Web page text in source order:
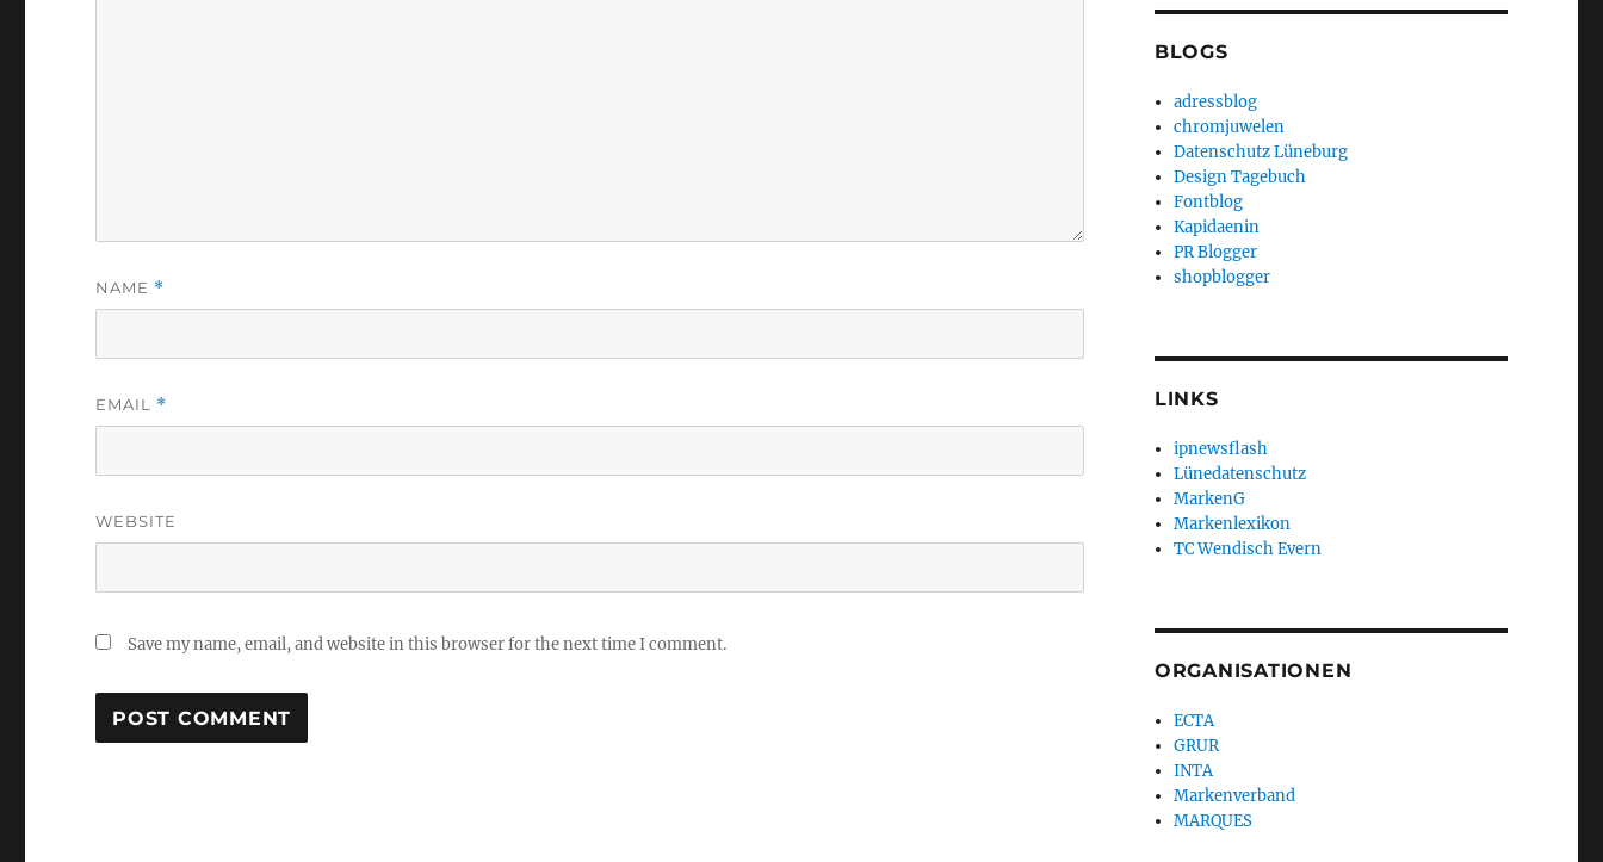
NAME *
EMAIL *
WEBSITE
Save my name, email, and website in this browser for the next time I comment.
BLOGS
adressblog
chromjuwelen
Datenschutz Lüneburg
Design Tagebuch
Fontblog
Kapidaenin
PR Blogger
shopblogger
LINKS
ipnewsflash
Lünedatenschutz
MarkenG
Markenlexikon
TC Wendisch Evern
ORGANISATIONEN
ECTA
GRUR
INTA
Markenverband
MARQUES